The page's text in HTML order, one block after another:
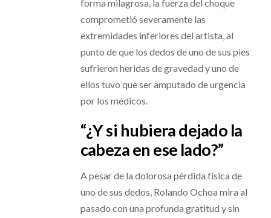
forma milagrosa, la fuerza del choque
comprometió severamente las
extremidades inferiores del artista, al
punto de que los dedos de uno de sus pies
sufrieron heridas de gravedad y uno de
ellos tuvo que ser amputado de urgencia
por los médicos.
“¿Y si hubiera dejado la
cabeza en ese lado?”
A pesar de la dolorosa pérdida física de
uno de sus dedos, Rolando Ochoa mira al
pasado con una profunda gratitud y sin